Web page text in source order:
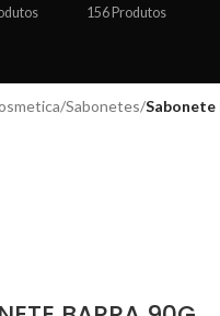
156 Produtos
/Sabonetes/Sabonete